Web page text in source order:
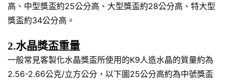
高、中型獎盃約25公分高、大型獎盃約28公分高、特大型
獎盃約34公分高。
2.水晶獎盃重量
一般常見客製化水晶獎盃所使用的K9人造水晶的質量約為
2.56-2.66公克/立方公分，以下圖25公分高約為中號獎盃